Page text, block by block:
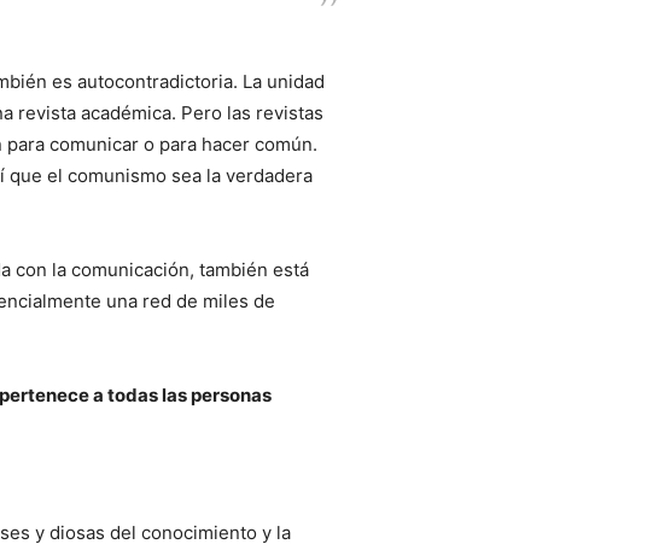
es autocontradictoria. La unidad
revista académica. Pero las revistas
comunicar o para hacer común.
el comunismo sea la verdadera
con la comunicación, también está
una red de miles de
a todas las personas
y diosas del conocimiento y la